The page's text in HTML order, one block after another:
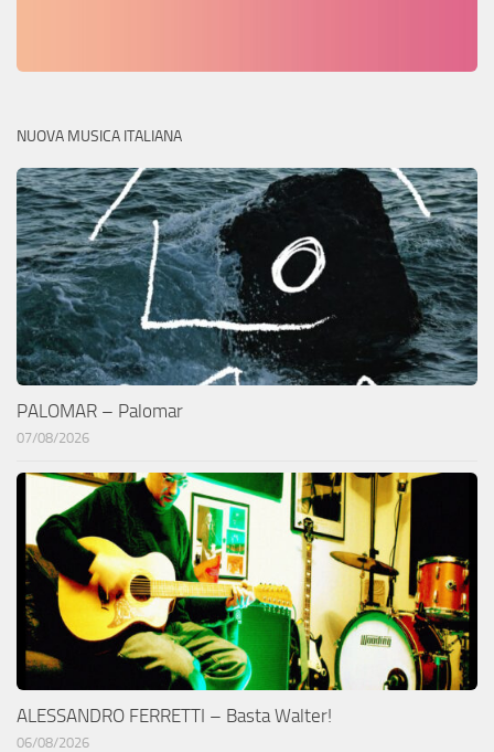
NUOVA MUSICA ITALIANA
PALOMAR – Palomar
07/08/2026
ALESSANDRO FERRETTI – Basta Walter!
06/08/2026